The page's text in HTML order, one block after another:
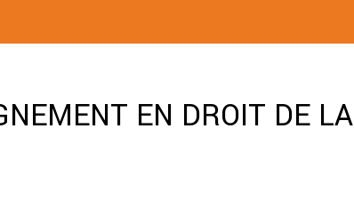
EN DROIT DE LA